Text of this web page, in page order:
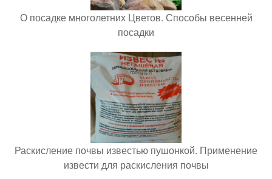
О посадке многолетних Цветов. Способы весенней
посадки
Раскисление почвы известью пушонкой. Применение
извести для раскисления почвы